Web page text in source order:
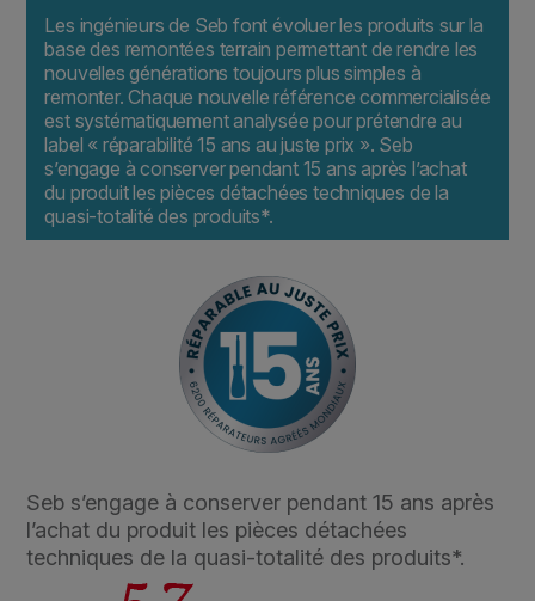
Les ingénieurs de Seb font évoluer les produits sur la
base des remontées terrain permettant de rendre les
nouvelles générations toujours plus simples à
remonter. Chaque nouvelle référence commercialisée
est systématiquement analysée pour prétendre au
label « réparabilité 15 ans au juste prix ». Seb
s’engage à conserver pendant 15 ans après l’achat
du produit les pièces détachées techniques de la
quasi-totalité des produits*.
Seb s’engage à conserver pendant 15 ans après
l’achat du produit les pièces détachées
techniques de la quasi-totalité des produits*.